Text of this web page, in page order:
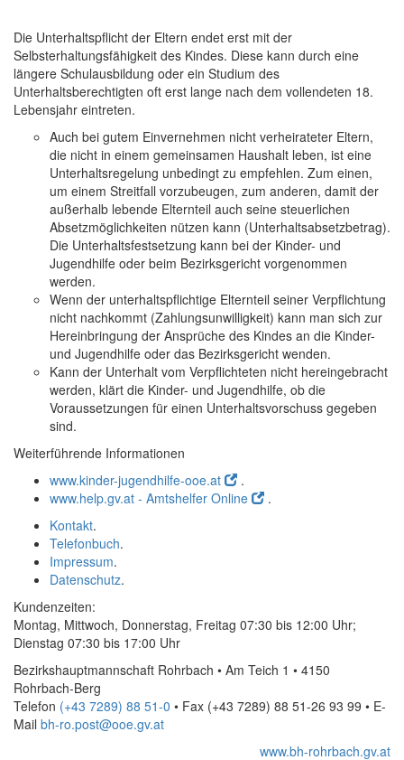
Die Unterhaltspflicht der Eltern endet erst mit der
Selbsterhaltungsfähigkeit des Kindes. Diese kann durch eine
längere Schulausbildung oder ein Studium des
Unterhaltsberechtigten oft erst lange nach dem vollendeten 18.
Lebensjahr eintreten.
Auch bei gutem Einvernehmen nicht verheirateter Eltern,
die nicht in einem gemeinsamen Haushalt leben, ist eine
Unterhaltsregelung unbedingt zu empfehlen. Zum einen,
um einem Streitfall vorzubeugen, zum anderen, damit der
außerhalb lebende Elternteil auch seine steuerlichen
Absetzmöglichkeiten nützen kann (Unterhaltsabsetzbetrag).
Die Unterhaltsfestsetzung kann bei der Kinder- und
Jugendhilfe oder beim Bezirksgericht vorgenommen
werden.
Wenn der unterhaltspflichtige Elternteil seiner Verpflichtung
nicht nachkommt (Zahlungsunwilligkeit) kann man sich zur
Hereinbringung der Ansprüche des Kindes an die Kinder-
und Jugendhilfe oder das Bezirksgericht wenden.
Kann der Unterhalt vom Verpflichteten nicht hereingebracht
werden, klärt die Kinder- und Jugendhilfe, ob die
Voraussetzungen für einen Unterhaltsvorschuss gegeben
sind.
Weiterführende Informationen
www.kinder-jugendhilfe-ooe.at
.
www.help.gv.at - Amtshelfer Online
.
Kontakt.
Telefonbuch.
Impressum.
Datenschutz.
Kundenzeiten:
Montag, Mittwoch, Donnerstag, Freitag 07:30 bis 12:00 Uhr;
Dienstag 07:30 bis 17:00 Uhr
Bezirkshauptmannschaft Rohrbach • Am Teich 1 • 4150
Rohrbach-Berg
Telefon (+43 7289) 88 51-0 • Fax (+43 7289) 88 51-26 93 99 • E-
Mail bh-ro.post@ooe.gv.at
www.bh-rohrbach.gv.at